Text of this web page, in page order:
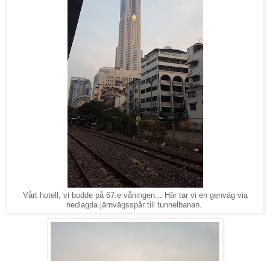
Vårt hotell, vi bodde på 67:e våningen... Här tar vi en genväg via
nedlagda järnvägsspår till tunnelbanan.